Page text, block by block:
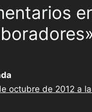
octubre de 2012 a